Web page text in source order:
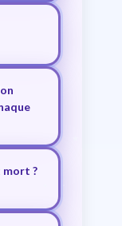
mort ?